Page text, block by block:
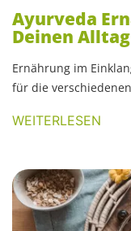
Ayurveda
Deinen
Ernährung im
für die
WEITERLESEN